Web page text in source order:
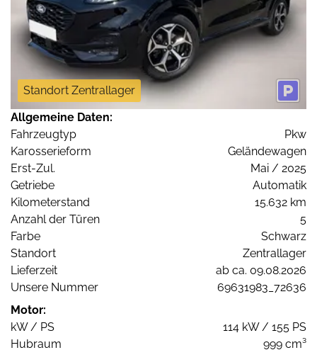
Standort Zentrallager
Allgemeine Daten:
Fahrzeugtyp
Pkw
Karosserieform
Geländewagen
Erst-Zul.
Mai / 2025
Getriebe
Automatik
Kilometerstand
15.632 km
Anzahl der Türen
5
Farbe
Schwarz
Standort
Zentrallager
Lieferzeit
ab ca. 09.08.2026
Unsere Nummer
69631983_72636
Motor:
kW / PS
114 kW / 155 PS
Hubraum
999 cm³